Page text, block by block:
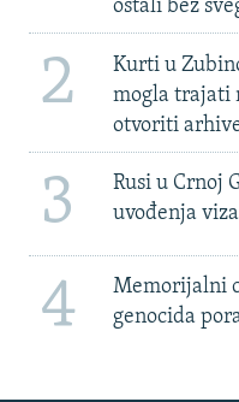
ostali bez
2
Kurti u
mogla trajati
otvoriti
3
Rusi u Crnoj
uvođenja viza
4
Memorijalni
genocida